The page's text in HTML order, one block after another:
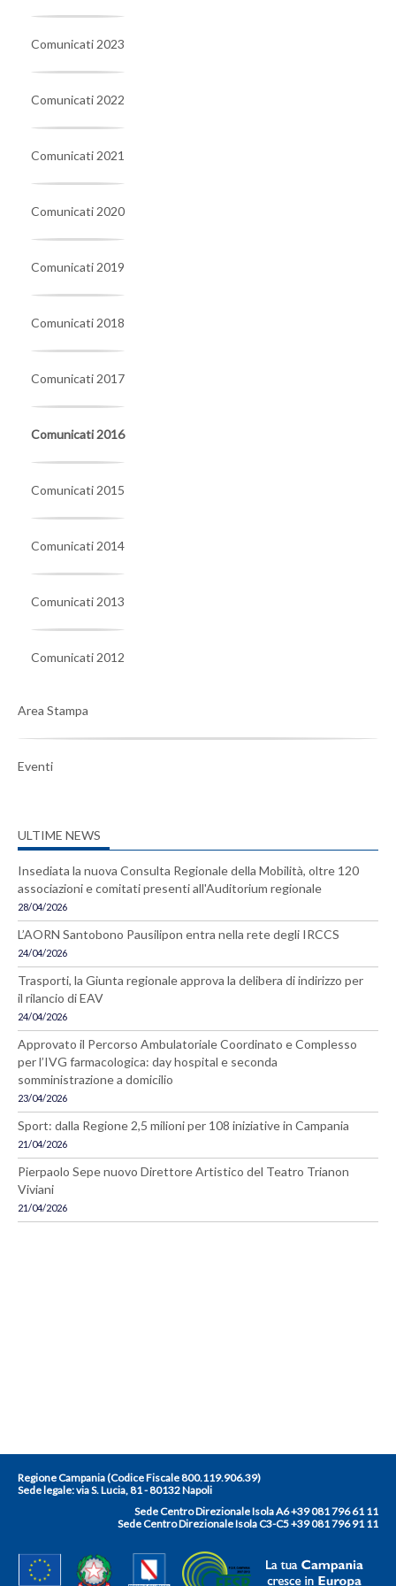
Comunicati 2023
Comunicati 2022
Comunicati 2021
Comunicati 2020
Comunicati 2019
Comunicati 2018
Comunicati 2017
Comunicati 2016
Comunicati 2015
Comunicati 2014
Comunicati 2013
Comunicati 2012
Area Stampa
Eventi
ULTIME NEWS
Insediata la nuova Consulta Regionale della Mobilità, oltre 120
associazioni e comitati presenti all'Auditorium regionale
28/04/2026
L’AORN Santobono Pausilipon entra nella rete degli IRCCS
24/04/2026
Trasporti, la Giunta regionale approva la delibera di indirizzo per
il rilancio di EAV
24/04/2026
Approvato il Percorso Ambulatoriale Coordinato e Complesso
per l’IVG farmacologica: day hospital e seconda
somministrazione a domicilio
23/04/2026
Sport: dalla Regione 2,5 milioni per 108 iniziative in Campania
21/04/2026
Pierpaolo Sepe nuovo Direttore Artistico del Teatro Trianon
Viviani
21/04/2026
Regione Campania (Codice Fiscale 800.119.906.39)
Sede legale:via S. Lucia, 81 - 80132 Napoli
Sede Centro Direzionale Isola A6 +39 081 796 61 11
Sede Centro Direzionale Isola C3-C5 +39 081 796 91 11